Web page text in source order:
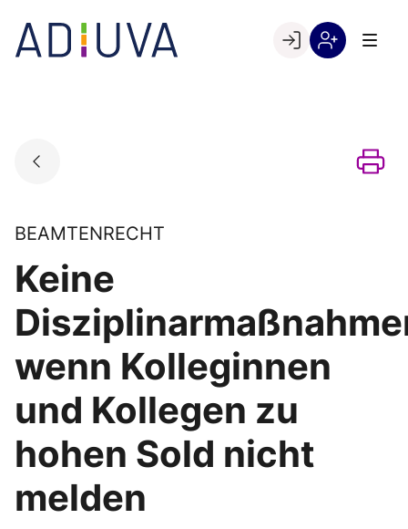
content
Go to landing page.
BEAMTENRECHT
Keine
wenn Kolleginnen
und Kollegen zu
hohen Sold nicht
melden